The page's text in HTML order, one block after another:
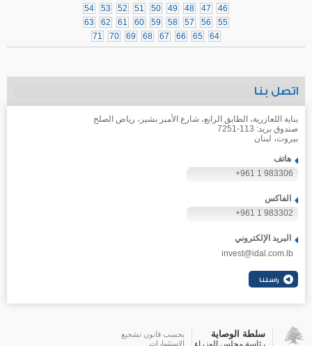
46
47
48
49
50
51
52
53
54
55
56
57
58
59
60
61
62
63
64
65
66
67
68
69
70
71
اتصل بنا
بناية اللعازرية، الطابق الرابع، شارع الأمير بشير، رياض الصلح
صندوق بريد: 113-7251
بيروت، لبنان
هاتف
+961 1 983306
الفاكس
+961 1 983302
البريد الإلكتروني
invest@idal.com.lb
سلطة الوصاية
رئاسة مجلس الوزراء
بحسب قانون تشجيع
الاستثمارات